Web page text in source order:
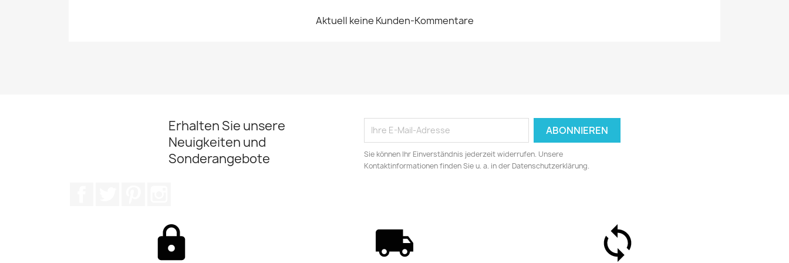
Aktuell keine Kunden-Kommentare
Erhalten Sie unsere
Neuigkeiten und
Sonderangebote
Sie können Ihr Einverständnis jederzeit widerrufen. Unsere
Kontaktinformationen finden Sie u. a. in der Datenschutzerklärung.